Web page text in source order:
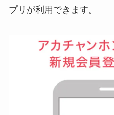
プリが利用できます。